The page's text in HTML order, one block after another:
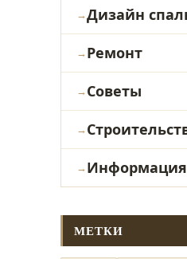
Дизайн
Ремонт
Советы
Информация
МЕТКИ